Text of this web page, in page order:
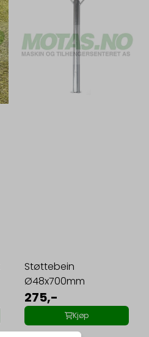
Støttebein
Ø48x700mm
275,-
Kjøp